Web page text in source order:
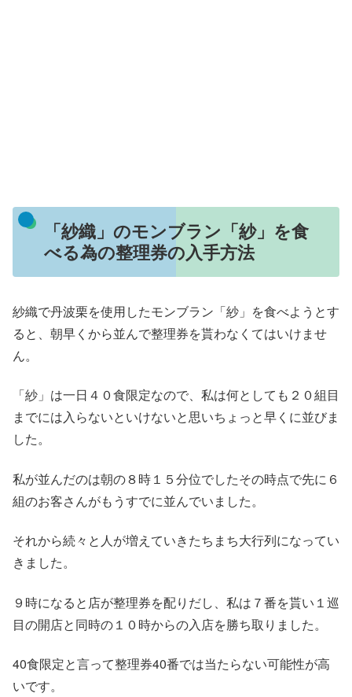
「紗織」のモンブラン「紗」を食
べる為の整理券の入手方法
紗織で丹波栗を使用したモンブラン「紗」を食べようとす
ると、朝早くから並んで整理券を貰わなくてはいけませ
ん。
「紗」は一日４０食限定なので、私は何としても２０組目
までには入らないといけないと思いちょっと早くに並びま
した。
私が並んだのは朝の８時１５分位でしたその時点で先に６
組のお客さんがもうすでに並んでいました。
それから続々と人が増えていきたちまち大行列になってい
きました。
９時になると店が整理券を配りだし、私は７番を貰い１巡
目の開店と同時の１０時からの入店を勝ち取りました。
40食限定と言って整理券40番では当たらない可能性が高
いです。